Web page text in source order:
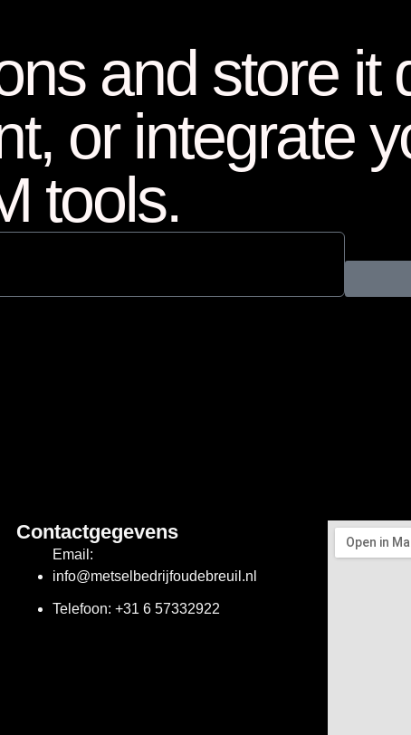
and store it
or integrate
tools.
Contactgegevens
Email:
info@metselbedrijfoudebreuil.nl
Telefoon: +31 6 57332922